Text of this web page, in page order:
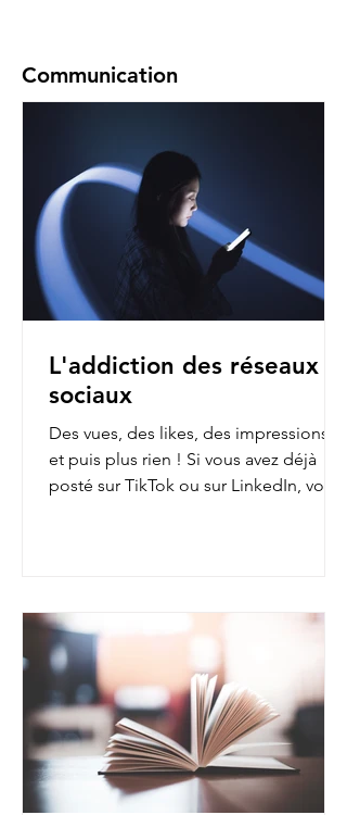
Communication
L'addiction des réseaux
sociaux
Des vues, des likes, des impressions…
et puis plus rien ! Si vous avez déjà
posté sur TikTok ou sur LinkedIn, vous